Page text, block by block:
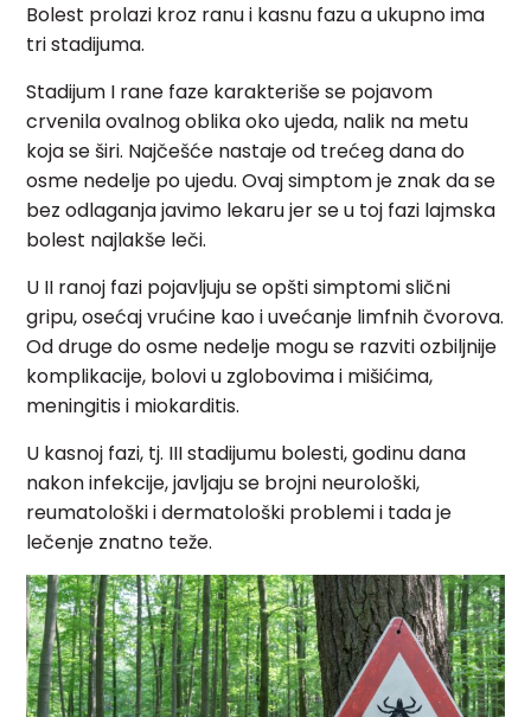
Bolest prolazi kroz ranu i kasnu fazu a ukupno ima
tri stadijuma.
Stadijum I rane faze karakteriše se pojavom
crvenila ovalnog oblika oko ujeda, nalik na metu
koja se širi. Najčešće nastaje od trećeg dana do
osme nedelje po ujedu. Ovaj simptom je znak da se
bez odlaganja javimo lekaru jer se u toj fazi lajmska
bolest najlakše leči.
U II ranoj fazi pojavljuju se opšti simptomi slični
gripu, osećaj vrućine kao i uvećanje limfnih čvorova.
Od druge do osme nedelje mogu se razviti ozbiljnije
komplikacije, bolovi u zglobovima i mišićima,
meningitis i miokarditis.
U kasnoj fazi, tj. III stadijumu bolesti, godinu dana
nakon infekcije, javljaju se brojni neurološki,
reumatološki i dermatološki problemi i tada je
lečenje znatno teže.